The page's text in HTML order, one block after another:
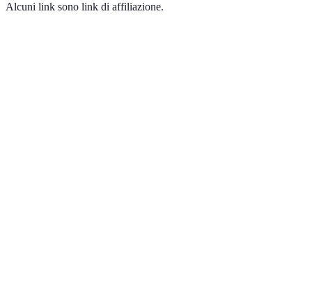
Alcuni link sono link di affiliazione.